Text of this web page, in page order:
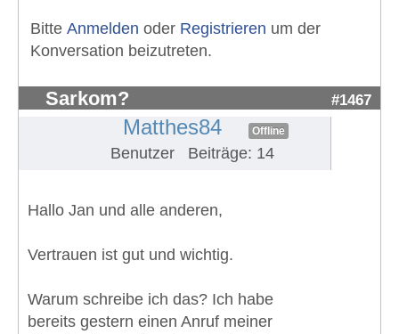
Bitte Anmelden oder Registrieren um der
Konversation beizutreten.
Sarkom? #1467
Matthes84 Offline
Benutzer Beiträge: 14
Hallo Jan und alle anderen,
Vertrauen ist gut und wichtig.
Warum schreibe ich das? Ich habe
bereits gestern einen Anruf meiner